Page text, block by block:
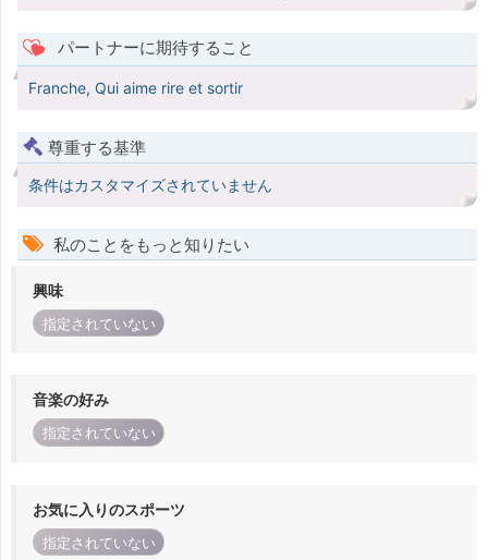
パートナーに期待すること
Franche, Qui aime rire et sortir
尊重する基準
条件はカスタマイズされていません
私のことをもっと知りたい
興味
指定されていない
音楽の好み
指定されていない
お気に入りのスポーツ
指定されていない